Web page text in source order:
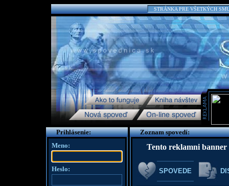
STRÁNKA PRE VŠETKÝCH
Zoznam spovedí:
Tento reklamni banner
SPOVEDE
Prihlásenie:
Meno:
Heslo: